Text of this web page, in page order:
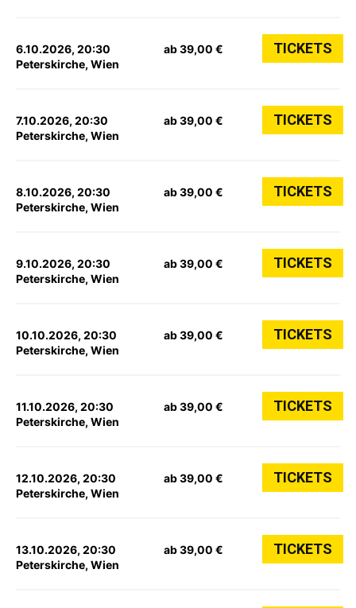
6.10.2026, 20:30
Peterskirche, Wien
ab 39,00 € TICKETS
7.10.2026, 20:30
Peterskirche, Wien
ab 39,00 € TICKETS
8.10.2026, 20:30
Peterskirche, Wien
ab 39,00 € TICKETS
9.10.2026, 20:30
Peterskirche, Wien
ab 39,00 € TICKETS
10.10.2026, 20:30
Peterskirche, Wien
ab 39,00 € TICKETS
11.10.2026, 20:30
Peterskirche, Wien
ab 39,00 € TICKETS
12.10.2026, 20:30
Peterskirche, Wien
ab 39,00 € TICKETS
13.10.2026, 20:30
Peterskirche, Wien
ab 39,00 € TICKETS